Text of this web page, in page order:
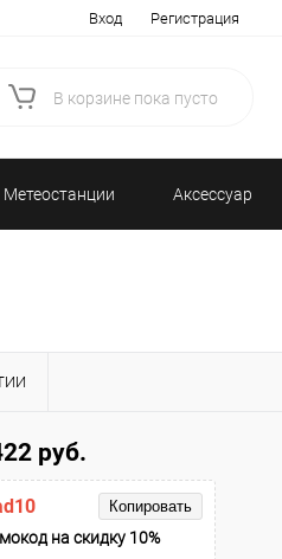
Вход Регистрация
В корзине пока пусто
Метеостанции Аксессуары/
руб.
Копировать
на скидку 10%